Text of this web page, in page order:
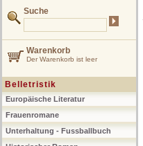
Suche
Warenkorb
Der Warenkorb ist leer
Belletristik
Europäische Literatur
Frauenromane
Unterhaltung - Fussballbuch